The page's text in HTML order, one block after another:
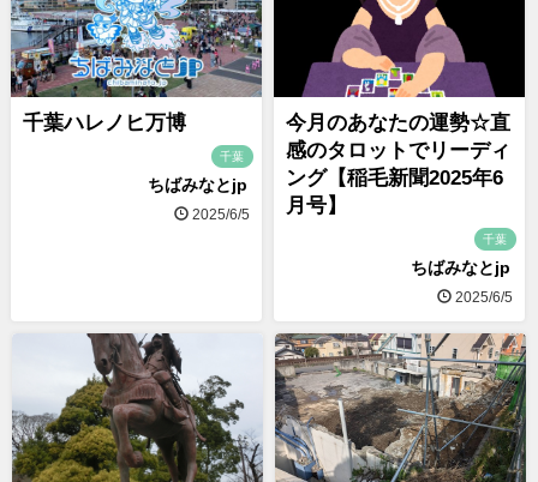
千葉ハレノヒ万博
千葉
ちばみなとjp
2025/6/5
今月のあなたの運勢☆直
感のタロットでリーディ
ング【稲毛新聞2025年6
月号】
千葉
ちばみなとjp
2025/6/5